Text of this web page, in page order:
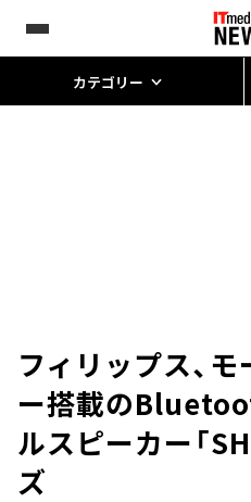
カテゴリー
フィリップス、
ー搭載の
ルスピーカー「
ズ